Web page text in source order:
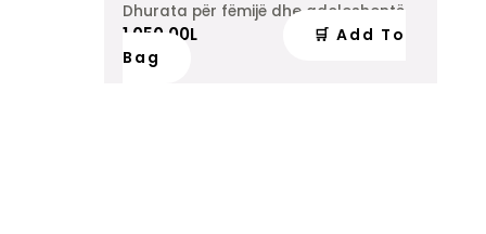
Dhurata për fëmijë dhe adoleshentë
1,050.00L
🛒 Add To
Bag